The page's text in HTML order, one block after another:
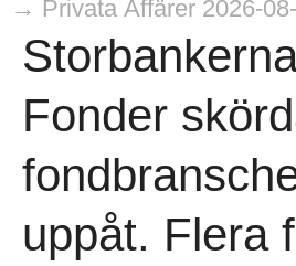
→ Privata Affärer 2026-
Fonder
uppåt. Flera